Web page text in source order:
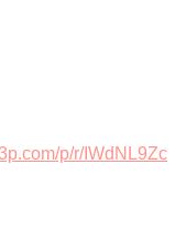
p/r/IWdNL9Zc